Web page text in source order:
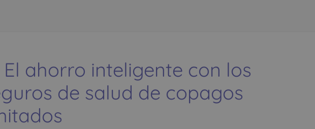
El ahorro inteligente con los
de salud de copagos